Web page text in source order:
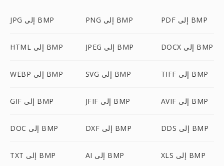
JPG إلى BMP PNG إلى BMP PDF إلى BMP
HTML إلى BMP JPEG إلى BMP DOCX إلى BMP
WEBP إلى BMP SVG إلى BMP TIFF إلى BMP
GIF إلى BMP JFIF إلى BMP AVIF إلى BMP
DOC إلى BMP DXF إلى BMP DDS إلى BMP
TXT إلى BMP AI إلى BMP XLS إلى BMP